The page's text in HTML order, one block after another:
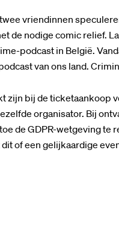
vriendinnen
de nodige comic relief.
podcast in België.
van ons land.
zijn bij de ticketaankoop
organisator. Bij
de GDPR-wetgeving te
of een gelijkaardige